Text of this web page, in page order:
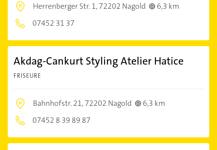
Herrenberger Str. 1,72202 Nagold
6,3 km
07452 31 37
Akdag-Cankurt Styling Atelier Hatice
FRISEURE
Bahnhofstr. 21,72202 Nagold
6,3 km
07452 8 39 89 87